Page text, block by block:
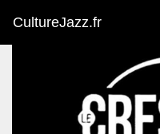
CultureJazz.fr